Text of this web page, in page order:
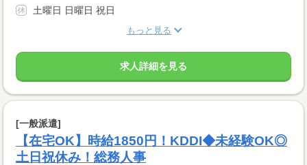
土曜日 日曜日 祝日
もっと見る
求人詳細を見る
[一般派遣]
【在宅OK】時給1850円！KDDI◆未経験OK◎
土日祝休み！総務人事